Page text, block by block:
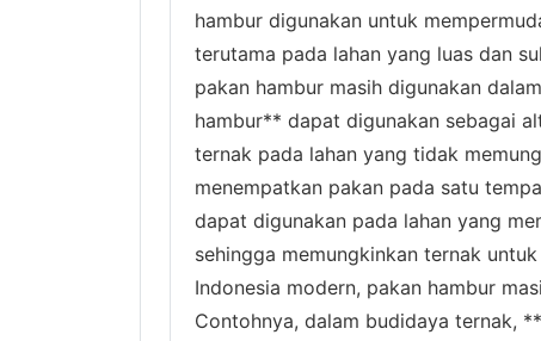
hambur digunakan untuk
terutama pada lahan yang luas dan
pakan hambur masih digunakan
hambur** dapat digunakan sebagai
ternak pada lahan yang tidak
menempatkan pakan pada satu
dapat digunakan pada lahan yang
sehingga memungkinkan ternak
Indonesia modern, pakan hambur
Contohnya, dalam budidaya ternak,